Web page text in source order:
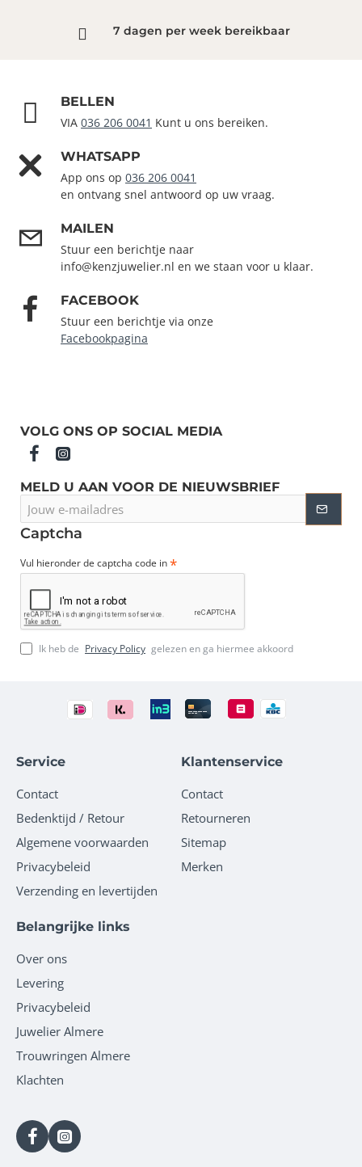
7 dagen per week bereikbaar
BELLEN
VIA 036 206 0041 Kunt u ons bereiken.
WHATSAPP
App ons op 036 206 0041
en ontvang snel antwoord op uw vraag.
MAILEN
Stuur een berichtje naar
info@kenzjuwelier.nl en we staan voor u klaar.
FACEBOOK
Stuur een berichtje via onze
Facebookpagina
VOLG ONS OP SOCIAL MEDIA
MELD U AAN VOOR DE NIEUWSBRIEF
e-
mailadres
Captcha
Vul hieronder de captcha code in
Ik heb de Privacy Policy gelezen en ga hiermee akkoord
Service
Contact
Bedenktijd / Retour
Algemene voorwaarden
Privacybeleid
Verzending en levertijden
Klantenservice
Contact
Retourneren
Sitemap
Merken
Belangrijke links
Over ons
Levering
Privacybeleid
Juwelier Almere
Trouwringen Almere
Klachten